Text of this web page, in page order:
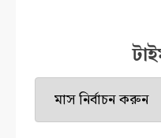
টাইম
মেশিন